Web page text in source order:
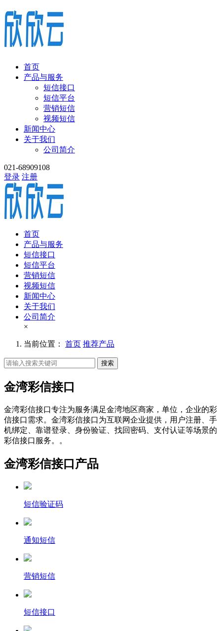
首页
产品与服务
短信接口
短信平台
营销短信
视频短信
新闻中心
关于我们
公司简介
021-68909108
登录 注册
首页
产品与服务
短信接口
短信平台
营销短信
视频短信
新闻中心
关于我们
公司简介
×
当前位置： 首页 推荐产品
搜索
金湾彩信接口
金湾彩信接口专注为服务满足金湾地区商家，单位，企业的彩
信接口需求。金湾彩信接口为互联网企业提供，用户注册、手
机绑定、靠谱登录、身份验证、找回密码、支付认证等场景的
彩信接口服务。。
金湾彩信接口产品
短信验证码
通知短信
营销短信
短信接口